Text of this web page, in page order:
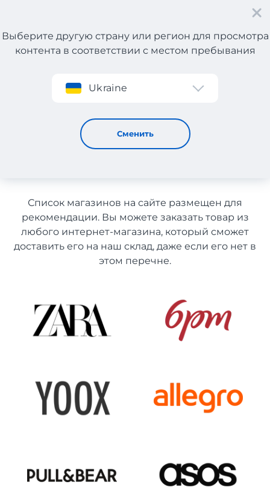
Регистрация
Выберите другую страну или регион для просмотра
контента в соответствии с местом пребывания
Ukraine
Сменить
Спортивные товары с Франции с доставкой в
Узбекистан
Спортивные товары с
Франции с доставкой в
Список магазинов на сайте размещен для
рекомендации. Вы можете заказать товар из
любого интернет-магазина, который сможет
доставить его на наш склад, даже если его нет в
этом перечне.